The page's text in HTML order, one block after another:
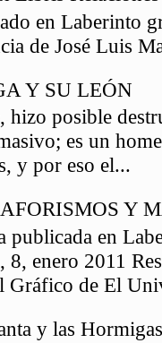
en Laberinto
de José Luis
Y SU LEÓN
hizo posible
es un
y por eso el...
Y
publicada en
8, enero 2011
Gráfico de El
y las